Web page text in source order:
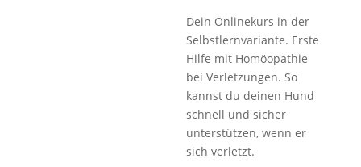
Dein Onlinekurs in der
Selbstlernvariante. Erste
Hilfe mit Homöopathie
bei Verletzungen. So
kannst du deinen Hund
schnell und sicher
unterstützen, wenn er
sich verletzt.